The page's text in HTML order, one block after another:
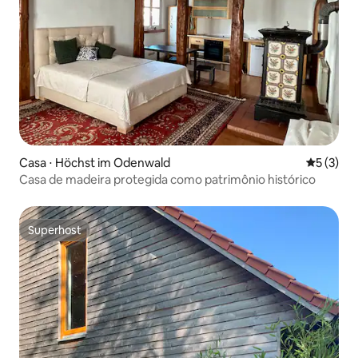
Casa ⋅ Höchst im Odenwald 5 de
5 (3)
Casa de madeira protegida como patrimônio histórico
Superhost
Superhost